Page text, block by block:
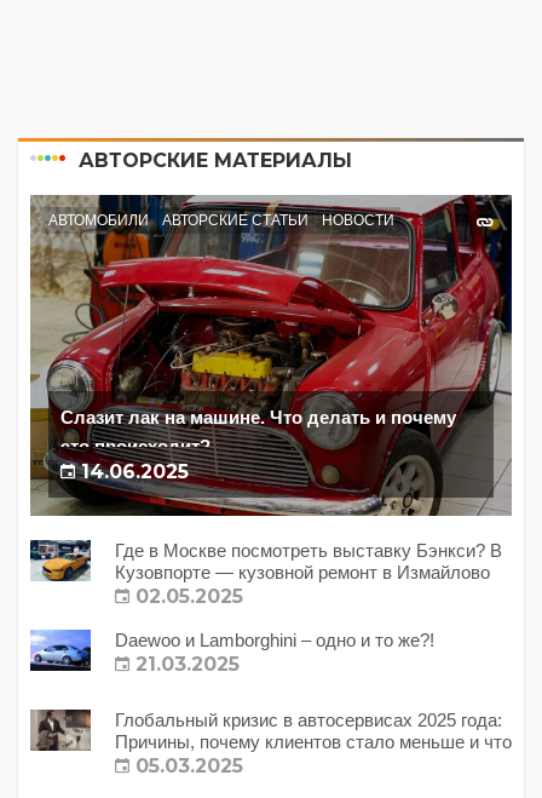
АВТОРСКИЕ МАТЕРИАЛЫ
АВТОМОБИЛИ АВТОРСКИЕ СТАТЬИ НОВОСТИ
Слазит лак на машине. Что делать и почему
это происходит?
14.06.2025
Где в Москве посмотреть выставку Бэнкси? В
Кузовпорте — кузовной ремонт в Измайлово
02.05.2025
Daewoo и Lamborghini – одно и то же?!
21.03.2025
Глобальный кризис в автосервисах 2025 года:
Причины, почему клиентов стало меньше и что
с этим делать?
05.03.2025